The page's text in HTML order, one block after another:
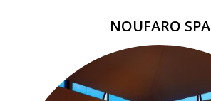
NOUFARO SPA